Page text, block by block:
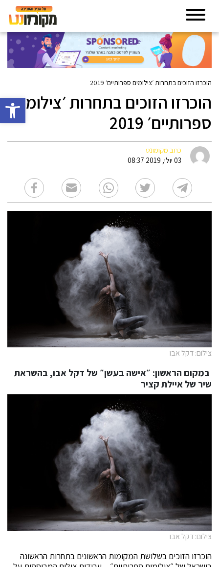
פתח
הוכרזו הזוכים בתחרות ׳צילומים ספרותיים׳ 2019
הוכרזו הזוכים בתחרות ׳צילומים
ספרותיים׳ 2019
כתב מקומונט
03 יולי, 2019 08:37
צילום: דקל אבו
במקום הראשון: ״אישה בעשן״ של דקל אבו, בהשראת
שיר של איילת קציר
צילום: דקל אבו
הוכרזו הזוכים בשלושת המקומות הראשונים בתחרות הראשונה